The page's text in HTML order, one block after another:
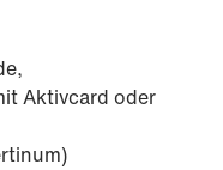
Aktivcard oder